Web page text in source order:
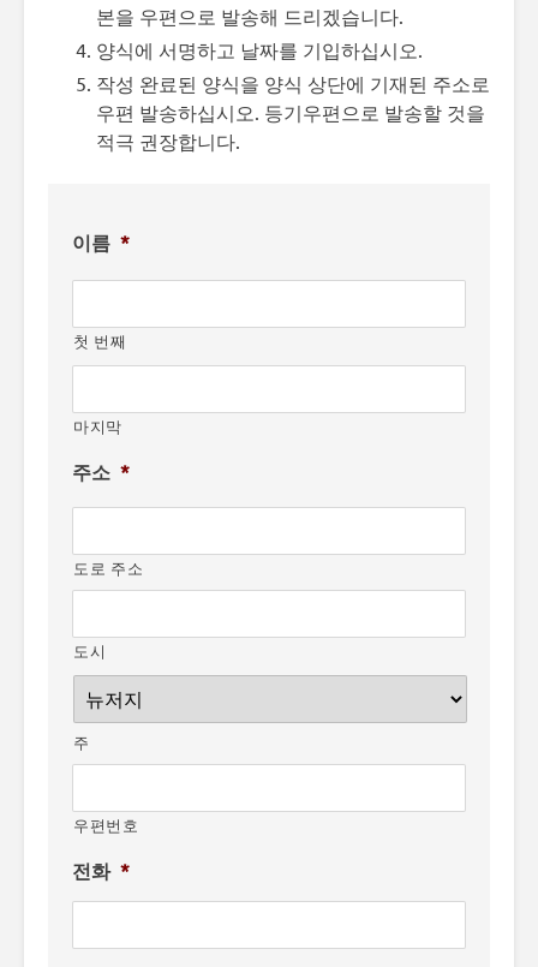
본을 우편으로 발송해 드리겠습니다.
양식에 서명하고 날짜를 기입하십시오.
작성 완료된 양식을 양식 상단에 기재된 주소로
우편 발송하십시오. 등기우편으로 발송할 것을
적극 권장합니다.
이름 *
첫 번째
마지막
주소 *
도로 주소
도시
주
우편번호
전화 *